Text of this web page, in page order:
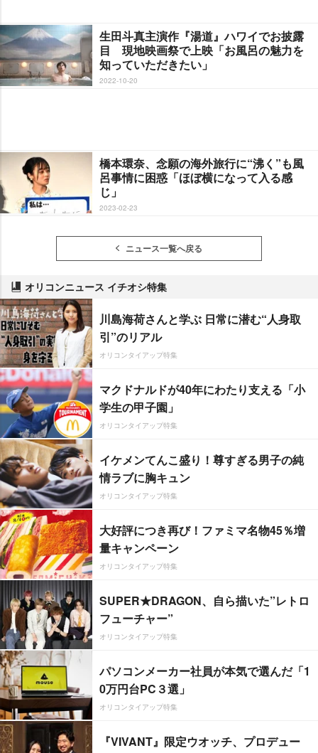
生田斗真主演作『湯道』ハワイでお披露
目 現地映画祭で上映「お風呂の魅力を
知っていただきたい」
2022-10-20
橋本環奈、念願の海外旅行に“沸く”も風
呂事情に困惑「ほぼ横になって入る感
じ」
2023-02-23
ニュース一覧へ戻る
オリコンニュース イチオシ特集
川島海荷さんと学ぶ 日常に潜む“人身取
引”のリアル
オリコンタイアップ特集
マクドナルドが40年にわたり支える「小
学生の甲子園」
オリコンタイアップ特集
イケメンてんこ盛り！尊すぎる男子の純
情ラブに胸キュン
オリコンタイアップ特集
大好評につき再び！ファミマ名物45％増
量キャンペーン
オリコンタイアップ特集
SUPER★DRAGON、自ら描いた”レトロ
フューチャー”
オリコンタイアップ特集
パソコンメーカー社員が本気で選んだ「1
0万円台PC３選」
オリコンタイアップ特集
『VIVANT』限定ウオッチ、プロデュー